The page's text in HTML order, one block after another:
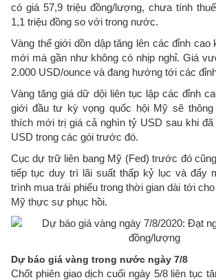
có giá 57,9 triệu đồng/lượng, chưa tính
1,1 triệu đồng so với trong nước.
Vàng thế giới dồn dập tăng lên các đỉnh cao
mới mà gần như không có nhịp nghỉ. Giá
2.000 USD/ounce và đang hướng tới các
Vàng tăng giá dữ dội liên tục lập các đỉnh
giới đầu tư kỳ vọng quốc hội Mỹ sẽ
thích mới trị giá cả nghìn tỷ USD sau khi đã
USD trong các gói trước đó.
Cục dự trữ liên bang Mỹ (Fed) trước đó
tiếp tục duy trì lãi suất thấp kỷ lục và đẩy
trình mua trái phiếu trong thời gian dài tới
Mỹ thực sự phục hồi.
Dự báo giá vàng trong nước ngày 7/8
Chốt phiên giao dịch cuối ngày 5/8 liên tục